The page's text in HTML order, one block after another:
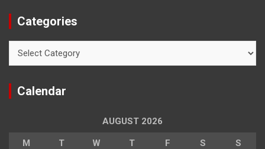
Categories
Calendar
AUGUST 2026
M T W T F S S